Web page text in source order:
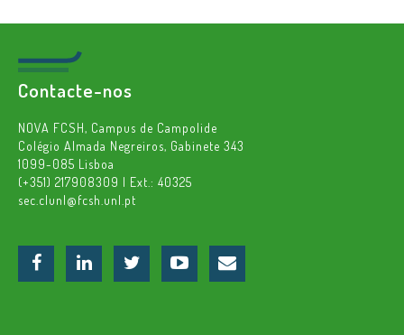
Contacte-nos
NOVA FCSH, Campus de Campolide
Colégio Almada Negreiros, Gabinete 343
1099-085 Lisboa
(+351) 217908309 | Ext.: 40325
sec.clunl@fcsh.unl.pt